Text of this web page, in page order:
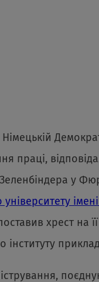
праці,
у
університету
хрест на
інституту